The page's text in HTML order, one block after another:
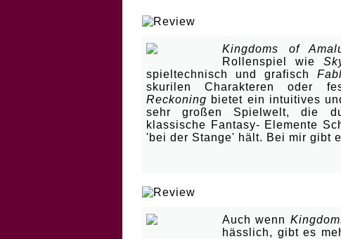
Kingdoms of
Rollenspiel wie
spieltechnisch und grafisch
skurilen Charakteren oder
Reckoning bietet ein intuitives
sehr großen Spielwelt, die
klassische Fantasy- Elemente
'bei der Stange' hält. Bei mir gibt
Auch wenn
hässlich, gibt es